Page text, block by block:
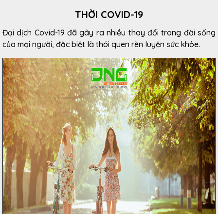
THỜI COVID-19
Đại dịch Covid-19 đã gây ra nhiều thay đổi trong đời sống
của mọi người, đặc biệt là thói quen rèn luyện sức khỏe.